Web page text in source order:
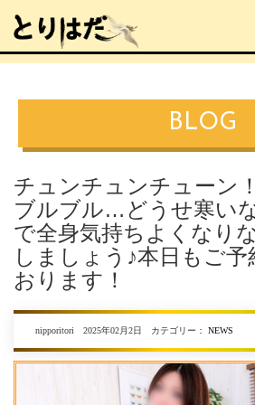
BLOG
チュンチュンチューン
ブルブル…どうせ寒い
で全身気持ちよくなり
しましょう♪本日もご予
おります！
nipporitori 2025年02月2日 カテゴリー： NEWS